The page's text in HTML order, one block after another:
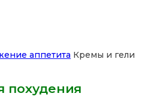
аппетита Кремы и гели
похудения